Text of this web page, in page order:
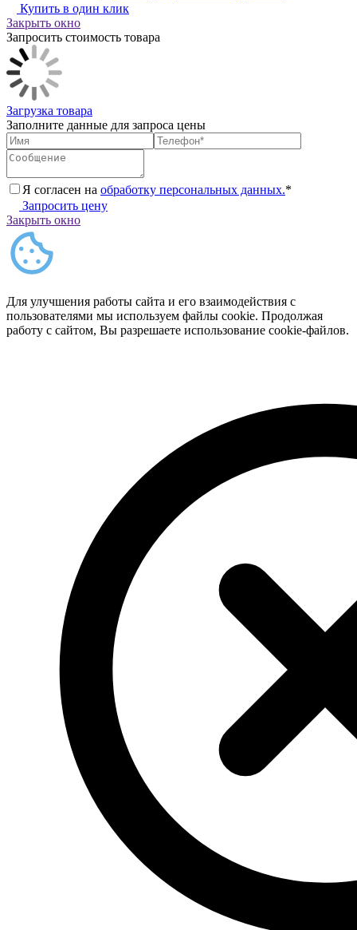
Купить в один клик
Закрыть окно
Запросить стоимость товара
Загрузка товара
Заполните данные для запроса цены
Я согласен на обработку персональных данных.*
Запросить цену
Закрыть окно
Для улучшения работы сайта и его взаимодействия с
пользователями мы используем файлы cookie. Продолжая
работу с сайтом, Вы разрешаете использование cookie-файлов.